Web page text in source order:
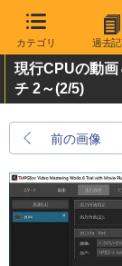
カテゴリ 過去
現行CPUの動
チ 2～(2/5)
前の画像